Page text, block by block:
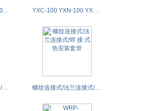
Yx-100/Yx-150/Yzxc-100/Yzxc-150/YXC-100/YXN-100电接点压力表 YXC-100 YXN-100 YXC-150 YXN-150YX/YXC/YXN电接点压力表
WSSE-401/WSSE-501/WSSE-411/WSSE-511/WSSE-481带热电偶/热电阻双金属温度计 螺纹连接式/法兰连接式/焊 接 式热安装套管